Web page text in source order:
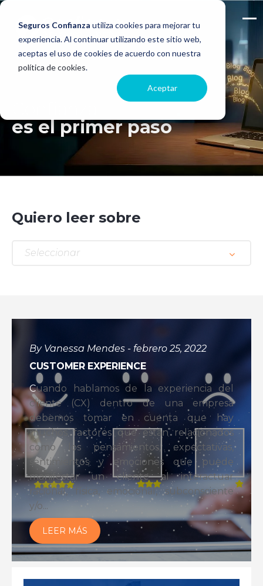
Seguros Confianza utiliza cookies para mejorar tu
experiencia. Al continuar utilizando este sitio web,
aceptas el uso de cookies de acuerdo con nuestra
política de cookies.
Aceptar
es el primer paso
Quiero leer sobre
Seleccionar
By Vanessa Mendes - febrero 25, 2022
CUSTOMER EXPERIENCE
Cuando hablamos de la experiencia del
cliente (CX) dentro de una empresa
debemos tomar en cuenta que hay
muchos factores que están relacionados
como los pensamientos, expectativas,
sentimientos y emociones que puede
manifestar un cliente al interactuar
racional, física, emocional, subconsciente
y/o...
LEER MÁS